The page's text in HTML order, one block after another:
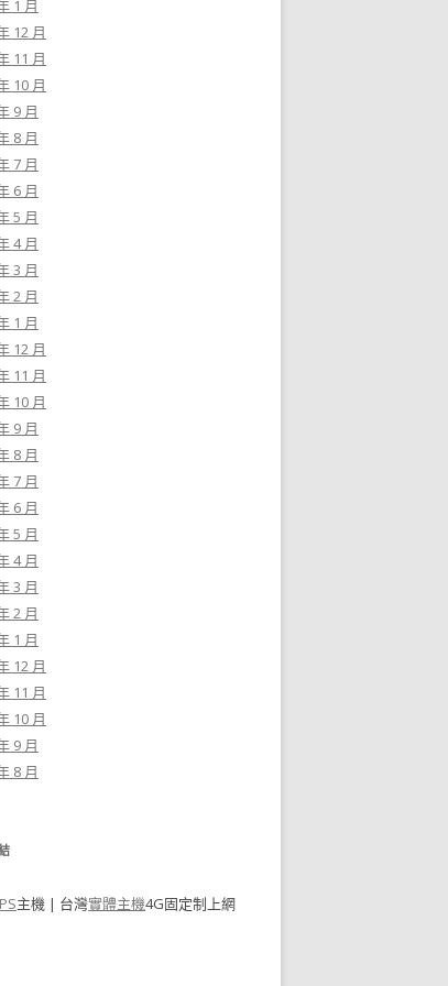
1 月
12 月
11 月
10 月
9 月
8 月
7 月
6 月
5 月
4 月
3 月
2 月
1 月
12 月
11 月
10 月
9 月
8 月
7 月
6 月
5 月
4 月
3 月
2 月
1 月
12 月
11 月
10 月
9 月
8 月
主機 | 台灣實體主機4G固定制上網